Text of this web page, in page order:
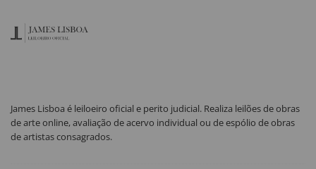
James Lisboa é leiloeiro oficial e perito judicial. Realiza leilões de obras
de arte online, avaliação de acervo individual ou de espólio de obras
de artistas consagrados.